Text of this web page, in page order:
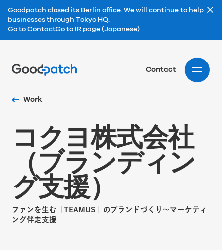
Goodpatch closed its Berlin office. We will continue to help
businesses through Tokyo HQ.
Go to ContactGo to IR page (Japanese)
Contact
Work
コ ク ヨ株式会社
（ ブラ ンディ ン
グ支援）
ファンを生む「TEAMUS」のブランドづくり〜マーケティ
ング伴走支援